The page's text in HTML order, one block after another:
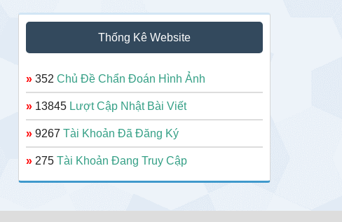
Thống Kê Website
» 352 Chủ Đề Chẩn Đoán Hình Ảnh
» 13845 Lượt Cập Nhật Bài Viết
» 9267 Tài Khoản Đã Đăng Ký
» 275 Tài Khoản Đang Truy Cập